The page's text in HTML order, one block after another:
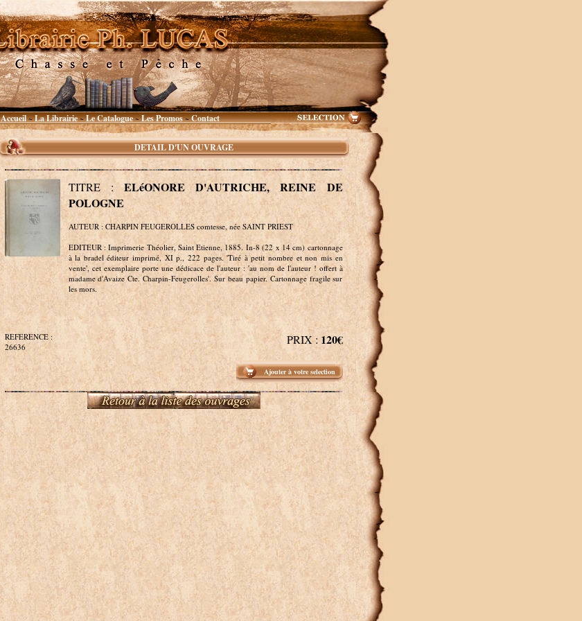
Accueil~La Librairie~Le Catalogue~Les Promos~Contact
DETAIL D'UN OUVRAGE
TITRE :ELéONORE D'AUTRICHE, REINE DE
POLOGNE
AUTEUR : CHARPIN FEUGEROLLES comtesse, née SAINT PRIEST
EDITEUR : Imprimerie Théolier, Saint Etienne, 1885. In-8 (22 x 14 cm) cartonnage
à la bradel éditeur imprimé, XI p., 222 pages. 'Tiré à petit nombre et non mis en
vente', cet exemplaire porte une dédicace de l'auteur : 'au nom de l'auteur ! offert à
madame d'Avaize Cte. Charpin-Feugerolles'. Sur beau papier. Cartonnage fragile sur
les mors.
REFERENCE :
26636
PRIX : 120€
Ajouter à votre selection